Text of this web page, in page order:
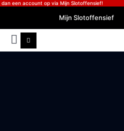
een account op via Mijn Slotoffensief!
Mijn Slotoffensief